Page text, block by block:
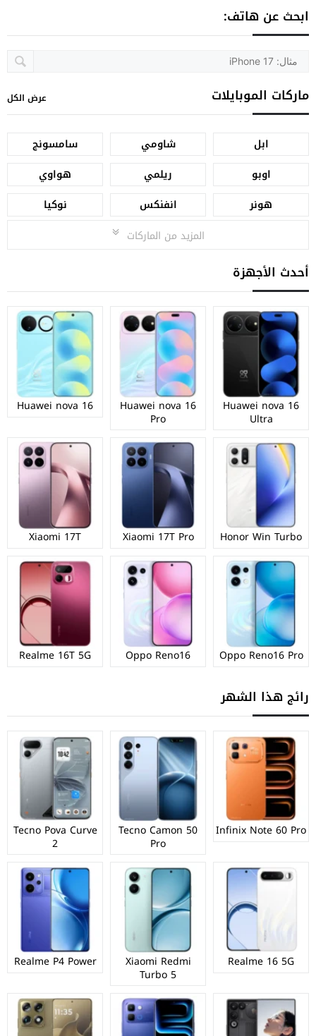
ابحث عن هاتف:
ماركات الموبايلات عرض الكل
ابل شاومي
سامسونج
اوبو
ريلمي
هواوي
هونر
انفنكس
نوكيا
المزيد من الماركات
أحدث الأجهزة
Huawei nova 16
Ultra
Huawei nova 16
Pro
Huawei nova 16
Honor Win Turbo
Xiaomi 17T Pro
Xiaomi 17T
Oppo Reno16 Pro
Oppo Reno16
Realme 16T 5G
رائج هذا الشهر
Infinix Note 60 Pro
Tecno Camon 50
Pro
Tecno Pova Curve
2
Realme 16 5G
Xiaomi Redmi
Turbo 5
Realme P4 Power